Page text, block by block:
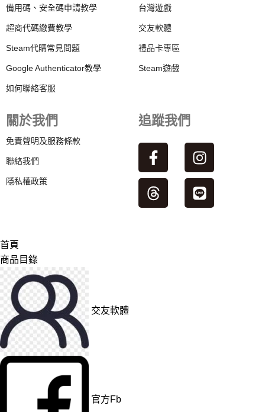
備用碼、安全碼申請教學
超商代碼繳費教學
Steam代購常見問題
Google Authenticator教學
如何聯絡客服
台灣遊戲
交友軟體
禮品卡專區
Steam遊戲
關於我們
免責聲明及服務條款
聯絡我們
隱私權政策
追蹤我們
首頁
商品目錄
交友軟體
官方Fb